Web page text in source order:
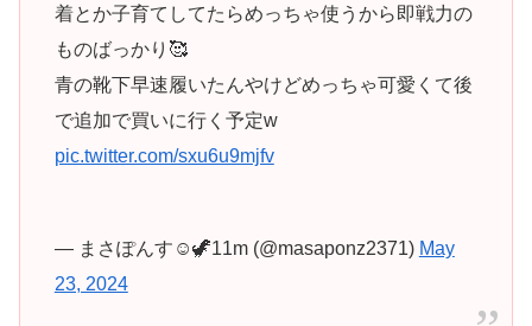
着とか子育てしてたらめっちゃ使うから即戦力の
ものばっかり🥰
青の靴下早速履いたんやけどめっちゃ可愛くて後
で追加で買いに行く予定w
pic.twitter.com/sxu6u9mjfv
— まさぽんす☺︎🦖11m (@masaponz2371) May
23, 2024